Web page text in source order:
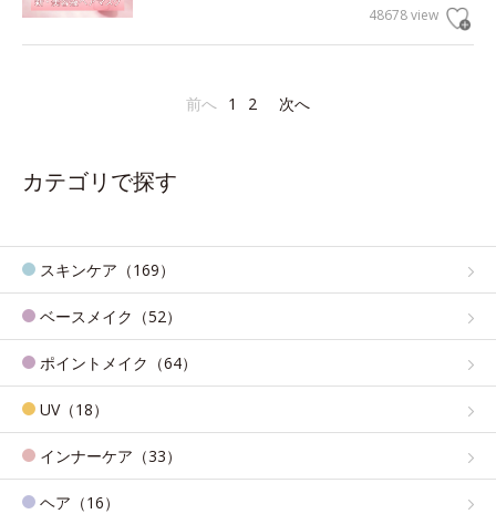
48678 view
前へ 1 2 次へ
カテゴリで探す
スキンケア（169）
ベースメイク（52）
ポイントメイク（64）
UV（18）
インナーケア（33）
ヘア（16）